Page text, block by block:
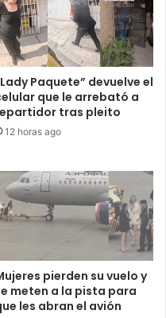
Paquete” devuelve el
que le arrebató a
tras pleito
12 horas ago
pierden su vuelo y
meten a la pista para
les abran el avión